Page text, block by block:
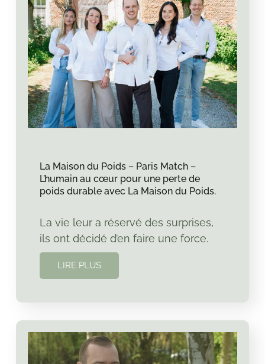
La Maison du Poids – Paris Match –
L’humain au cœur pour une perte de
poids durable avec La Maison du Poids.
La vie leur a réservé des surprises,
ils ont décidé d’en faire une force.
LIRE PLUS